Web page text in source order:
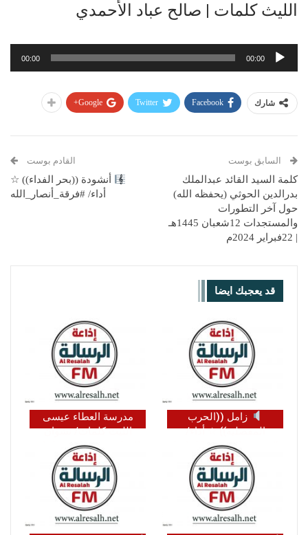
الليث كلمات | صالح عباد الأحمدي
مشغل
00:00
00:00
شارك Facebook
Twitter
Google+
السابق بوست
كلمة السيد القائد عبدالملك
بدرالدين الحوثي (يحفظه الله)
حول آخر التطورات
والمستجدات 12شعبان 1445هـ
| 22فبراير 2024م
القادم بوست
أنشودة ((بحر الفداء)) ☆
أداء/ #فرقة_أنصار_الله
قد يعجبك ايضا
زامل ((الحرب
المفصلية)) ☆ أداء/
#عيسى الليث ☆ كلمات/
#ردفان_الرقيمي
مدرسة العطاء عيسى
الليث كلمات/ نشوان
الغولي ضيف الله سلمان
صالح الاحمدي أبو رواسي…